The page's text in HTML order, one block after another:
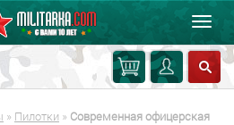
» Пилотки » Современная офицерская